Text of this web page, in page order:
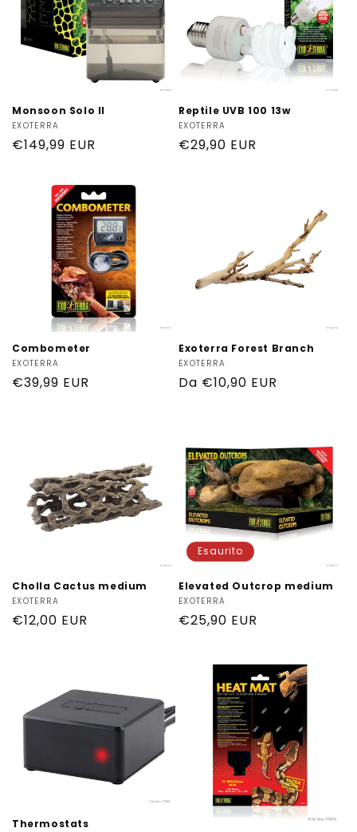
Monsoon Solo II
Produttore:
EXOTERRA
Prezzo
listino
€149,99 EUR
Reptile UVB 100 13w
Produttore:
EXOTERRA
Prezzo
€29,90 EUR
Combometer
Produttore:
EXOTERRA
Prezzo
€39,99 EUR
Exoterra Forest Branch
Produttore:
EXOTERRA
Prezzo
Da €10,90 EUR
Cholla Cactus medium
Produttore:
EXOTERRA
Prezzo
€12,00 EUR
Esaurito
Elevated Outcrop medium
Produttore:
EXOTERRA
Prezzo
€25,90 EUR
Thermostats